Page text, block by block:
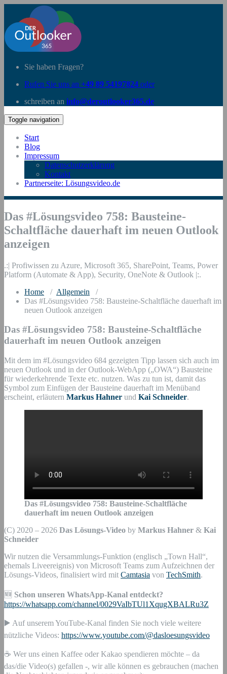
Sie haben Fragen?
Rufen Sie uns an +49 89 54197824 oder
schreiben an info@deroutlooker365.de
Toggle navigation
Start
Blog
Impressum
Datenschutzerklärung
Kontakt
Partnerseite: Lösungsvideo.de
Das #Lösungsvideo 758: Bausteine-
Schaltfläche dauerhaft im neuen Outlook
anzeigen
.:| Profiwissen zu Azure, Microsoft 365, SharePoint, Teams, Power
Platform (Automate & App), Security, OneNote & Outlook |:.
Home / Allgemein /
Das #Lösungsvideo 758: Bausteine-Schaltfläche dauerhaft im
neuen Outlook anzeigen
Das #Lösungsvideo 758: Bausteine-Schaltfläche
dauerhaft im neuen Outlook anzeigen
Mit dem im #Lösungsvideo 684 gezeigten Tipp lassen sich auch im
neuen Outlook und in der Outlook-WebApp („OWA“) Bausteine
für wiederkehrende Texte etc. nutzen. Was zu tun ist, damit das
Symbol zum Einfügen der Bausteine dauerhaft im Menüband
erscheint, erläutern Markus Hahner und Kai Schneider.
Das #Lösungsvideo 758: Bausteine-Schaltfläche
dauerhaft im neuen Outlook anzeigen
(C) 2020 – 2026 Das Lösungs-Video by Markus Hahner & Kai
Schneider
Wir nutzen die Versammlungs-Funktion (englisch „Town Hall“,
ehemals Liveereignis) von Microsoft Teams zum Aufzeichnen der
Lösungs-Videos, finalisiert wird mit Camtasia von TechSmith.
🆕 Schon unseren WhatsApp-Kanal entdeckt?
https://whatsapp.com/channel/0029VaIbTUl1XqugXBALRu3Z
▶️ Auf unserem YouTube-Kanal finden Sie noch viele weitere
nützliche Videos: https://www.youtube.com/@dasloesungsvideo
☕ Wer uns einen Kaffee oder Kakao spendieren möchte – da
das/die Video(s) gefallen -, wir alle können es gebrauchen (machen